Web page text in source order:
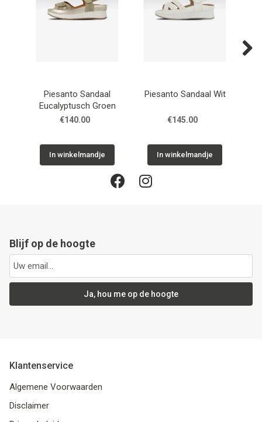
Piesanto Sandaal
Eucalyptusch Groen
€140.00
In winkelmandje
Piesanto Sandaal Wit
€145.00
In winkelmandje
Blijf op de hoogte
Ja, hou me op de hoogte
Klantenservice
Algemene Voorwaarden
Disclaimer